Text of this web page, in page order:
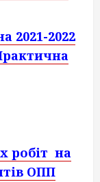
2021-2022
робіт на
ОПП